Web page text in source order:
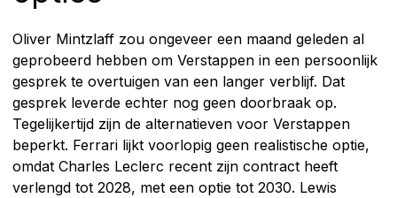
Oliver Mintzlaff zou ongeveer een maand geleden al
geprobeerd hebben om Verstappen in een persoonlijk
gesprek te overtuigen van een langer verblijf. Dat
gesprek leverde echter nog geen doorbraak op.
Tegelijkertijd zijn de alternatieven voor Verstappen
beperkt. Ferrari lijkt voorlopig geen realistische optie,
omdat Charles Leclerc recent zijn contract heeft
verlengd tot 2028, met een optie tot 2030. Lewis